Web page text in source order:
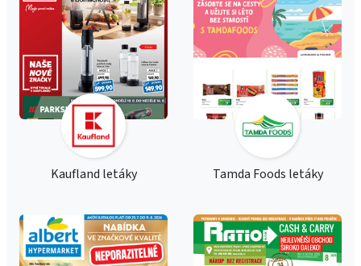
Kaufland letáky Tamda Foods letáky